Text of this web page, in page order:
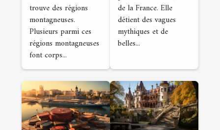
trouve des régions
montagneuses.
Plusieurs parmi ces
régions montagneuses
font corps...
de la France. Elle
détient des vagues
mythiques et de
belles...